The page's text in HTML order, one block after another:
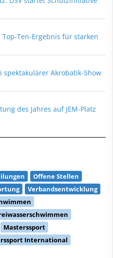
Ten-Ergebnis für starken
Akrobatik-Show
des Jahres auf JEM-Platz
Offene Stellen
Verbandsentwicklung
Masterssport
International